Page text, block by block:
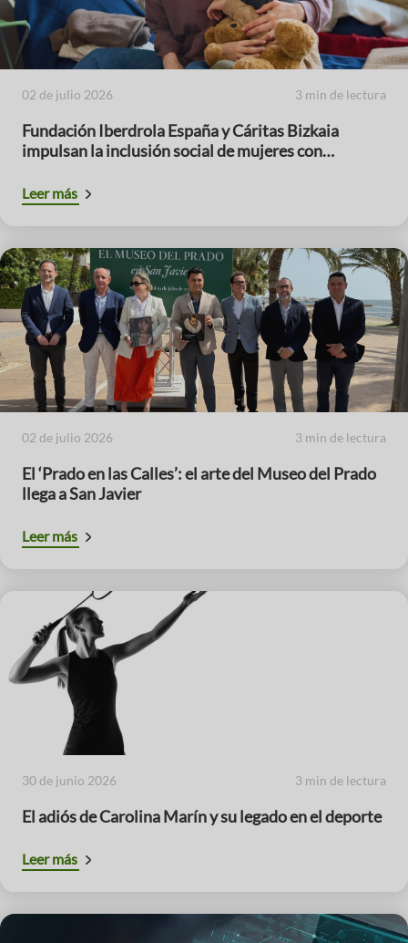
02 de julio 2026 3 min de lectura
Fundación Iberdrola España y Cáritas Bizkaia
impulsan la inclusión social de mujeres con
Leer más
02 de julio 2026 3 min de lectura
El ‘Prado en las Calles’: el arte del Museo del Prado
llega a San Javier
Leer más
30 de junio 2026 3 min de lectura
El adiós de Carolina Marín y su legado en el deporte
Leer más